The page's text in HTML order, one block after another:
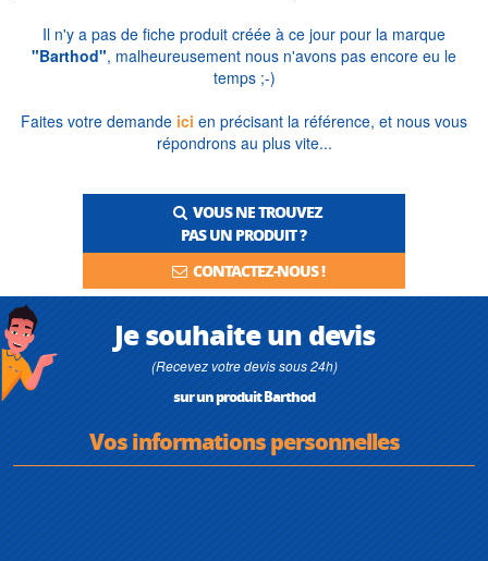
Il n'y a pas de fiche produit créée à ce jour pour la marque
"Barthod", malheureusement nous n'avons pas encore eu le
temps ;-)
Faites votre demande ici en précisant la référence, et nous vous
répondrons au plus vite...
VOUS NE TROUVEZ
PAS UN PRODUIT ?
CONTACTEZ-NOUS !
Je souhaite un devis
(Recevez votre devis sous 24h)
sur un produit Barthod
Vos informations personnelles